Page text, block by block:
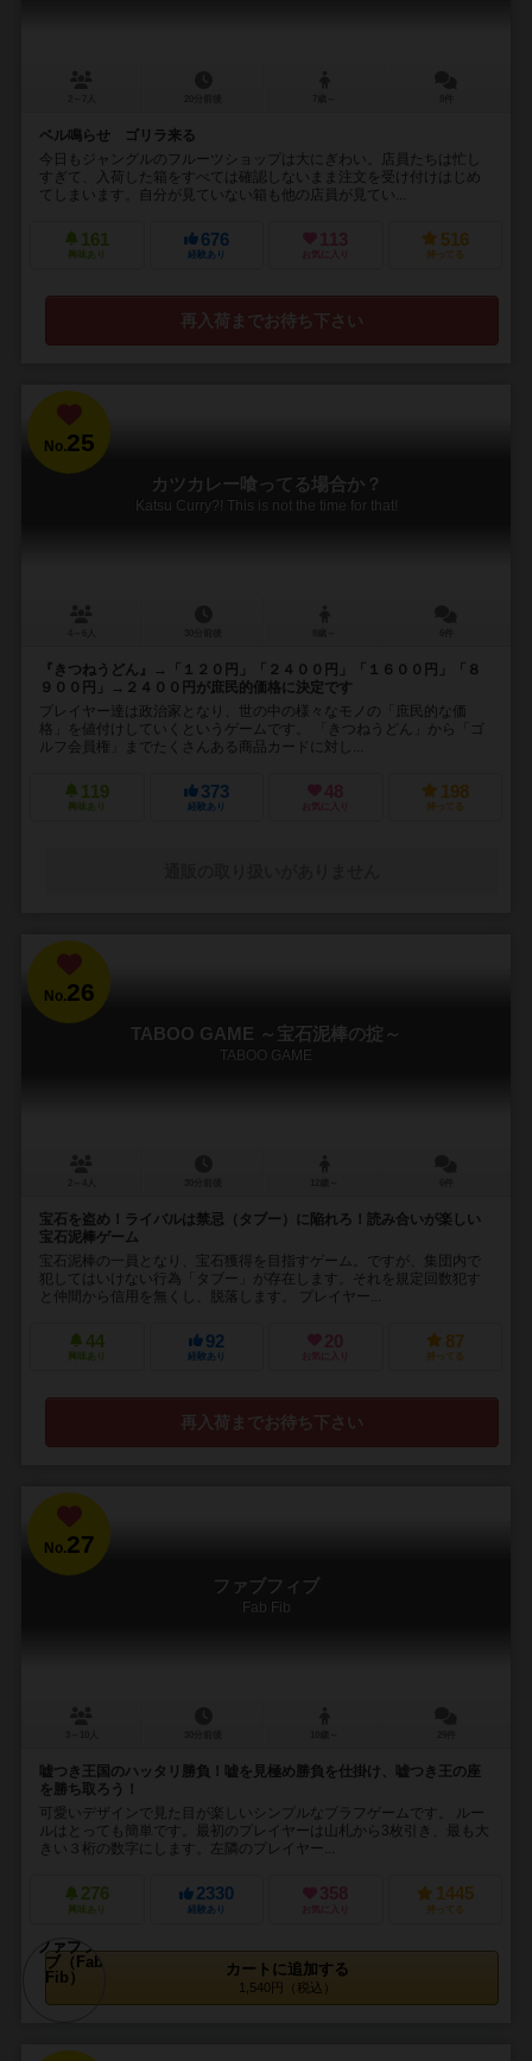
ベル鳴らせ ゴリラ来る
今日もジャングルのフルーツショップは大にぎわい。店員たちは忙し
すぎて、入荷した箱をすべては確認しないまま注文を受け付けはじめ
てしまいます。自分が見ていない箱も他の店員が見てい...
161
興味あり
676
経験あり
113
お気に入り
516
持ってる
再入荷までお待ち下さい
No.25
カツカレー喰ってる場合か？
Katsu Curry?! This is not the time for that!
『きつねうどん』→「１２０円」「２４００円」「１６００円」「８
９００円」→２４００円が庶民的価格に決定です
プレイヤー達は政治家となり、世の中の様々なモノの「庶民的な価
格」を値付けしていくというゲームです。 「きつねうどん」から「ゴ
ルフ会員権」までたくさんある商品カードに対し...
119
興味あり
373
経験あり
48
お気に入り
198
持ってる
No.26
TABOO GAME ～宝石泥棒の掟～
TABOO GAME
宝石を盗め！ライバルは禁忌（タブー）に陥れろ！読み合いが楽しい
宝石泥棒ゲーム
宝石泥棒の一員となり、宝石獲得を目指すゲーム。ですが、集団内で
犯してはいけない行為「タブー」が存在します。それを規定回数犯す
と仲間から信用を無くし、脱落します。 プレイヤー...
44
興味あり
92
経験あり
20
お気に入り
87
持ってる
再入荷までお待ち下さい
No.27
ファブフィブ
Fab Fib
嘘つき王国のハッタリ勝負！嘘を見極め勝負を仕掛け、嘘つき王の座
を勝ち取ろう！
可愛いデザインで見た目が楽しいシンプルなブラフゲームです。 ルー
ルはとっても簡単です。最初のプレイヤーは山札から3枚引き、最も大
きい３桁の数字にします。左隣のプレイヤー...
276
興味あり
2330
経験あり
358
お気に入り
1445
持ってる
カートに追加する
1,540円（税込）